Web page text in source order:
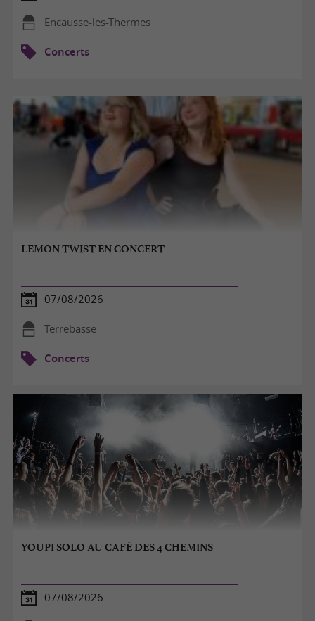
Encausse-les-Thermes
Concerts
LEMON TWIST EN CONCERT
07/08/2026
Terrebasse
Concerts
YOUPI SOLO AU CAFÉ DES 4 CHEMINS
07/08/2026